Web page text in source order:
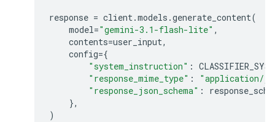
response = client.models .generate_content(
model="gemini-3.1-flash-lite" ,
contents=user_input,
config={
"system_instruction" :
"response_mime_type" :
"application/
"response_json_schema" :
},
)